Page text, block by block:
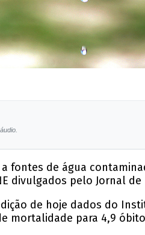
fontes de água
divulgados pelo Jornal de
de hoje dados do
mortalidade para 4,9